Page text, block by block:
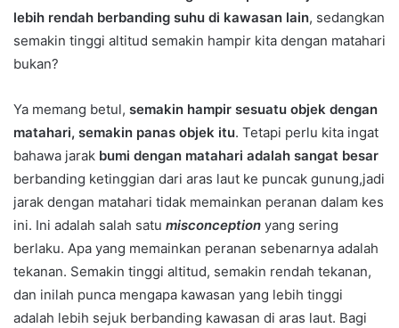
lebih rendah berbanding suhu di kawasan lain, sedangkan
semakin tinggi altitud semakin hampir kita dengan matahari
bukan?
Ya memang betul, semakin hampir sesuatu objek dengan
matahari, semakin panas objek itu. Tetapi perlu kita ingat
bahawa jarak bumi dengan matahari adalah sangat besar
berbanding ketinggian dari aras laut ke puncak gunung,jadi
jarak dengan matahari tidak memainkan peranan dalam kes
ini. Ini adalah salah satu misconception yang sering
berlaku. Apa yang memainkan peranan sebenarnya adalah
tekanan. Semakin tinggi altitud, semakin rendah tekanan,
dan inilah punca mengapa kawasan yang lebih tinggi
adalah lebih sejuk berbanding kawasan di aras laut. Bagi